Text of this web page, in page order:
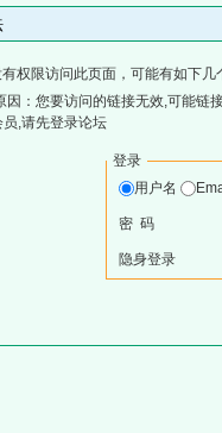
权限访问此页面，可能有如下几
因：您要访问的链接无效,可能链
,请先登录论坛
登录
用户名
密 码
隐身登录